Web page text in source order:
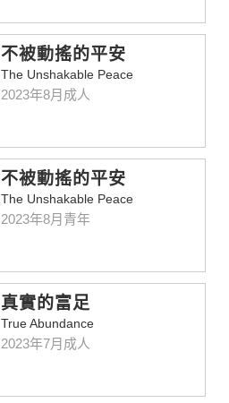
不被動搖的平安
The Unshakable Peace
2023年8月成人
不被動搖的平安
The Unshakable Peace
2023年8月青年
真實的富足
True Abundance
2023年7月成人